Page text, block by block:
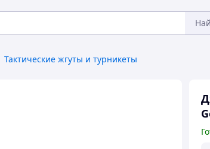
Тактические жгуты и турникеты